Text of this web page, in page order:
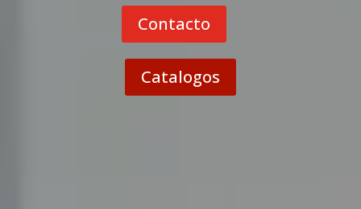
Contacto
Catalogos